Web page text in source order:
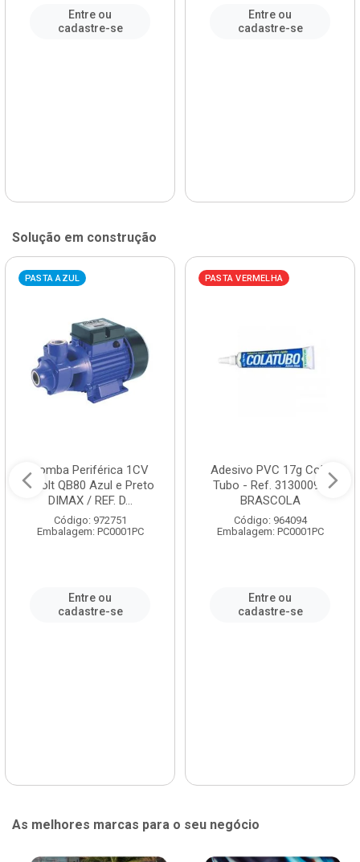
Entre ou
cadastre-se
Entre ou
cadastre-se
Solução em construção
PASTA AZUL
Bomba Periférica 1CV
Bivolt QB80 Azul e Preto
DIMAX / REF. D...
Código: 972751
Embalagem: PC0001PC
Entre ou
cadastre-se
PASTA VERMELHA
Adesivo PVC 17g Cola
Tubo - Ref. 3130009 -
BRASCOLA
Código: 964094
Embalagem: PC0001PC
Entre ou
cadastre-se
As melhores marcas para o seu negócio